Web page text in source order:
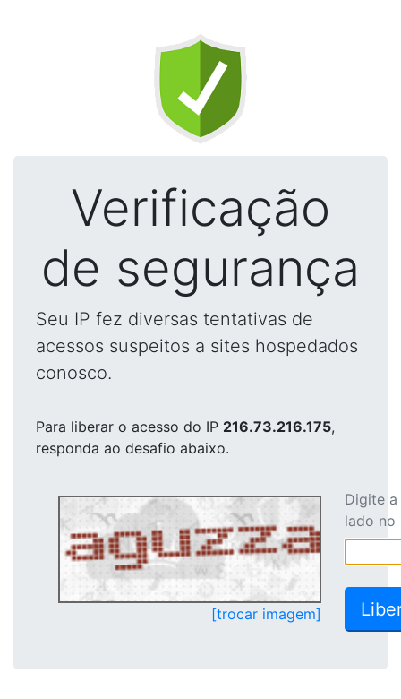
Verificação
de segurança
Seu IP fez diversas tentativas de
acessos suspeitos a sites hospedados
conosco.
Para liberar o acesso do IP 216.73.216.175,
responda ao desafio abaixo.
[trocar imagem]
Digite
lado no